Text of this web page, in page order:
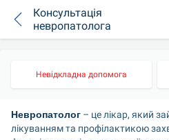
Консультація
невропатолога
Невідкладна допомога
Невропатолог – це лікар, який
лікуванням та профілактикою